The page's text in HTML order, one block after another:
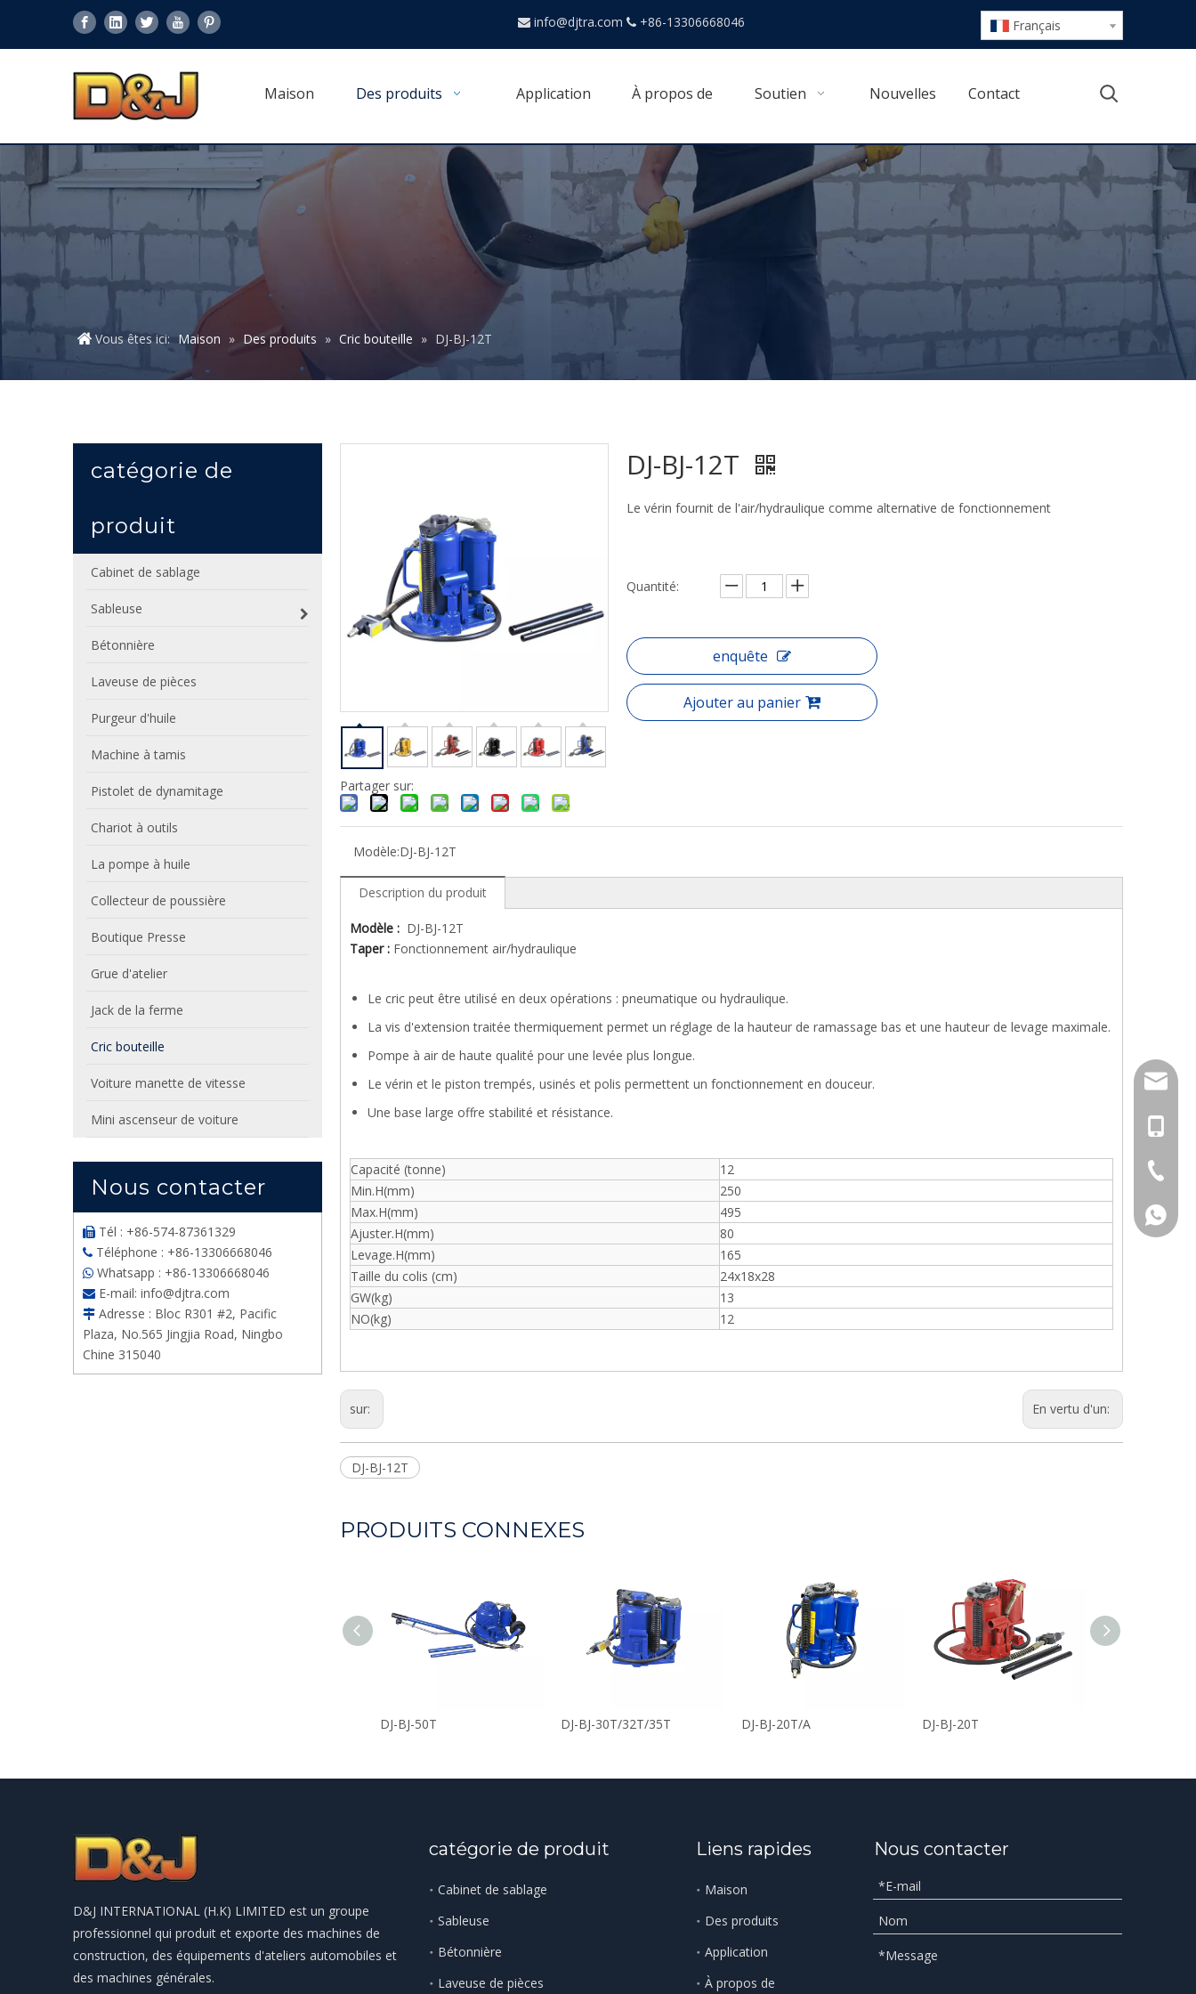
 info@djtra.com  +86-13306668046 Français
Maison Des produits Application À propos de Soutien Nouvelles Contact
Vous êtes ici: Maison » Des produits » Cric bouteille » DJ-BJ-12T
catégorie de
produit
Cabinet de sablage
Sableuse
Bétonnière
Laveuse de pièces
Purgeur d'huile
Machine à tamis
Pistolet de dynamitage
Chariot à outils
La pompe à huile
Collecteur de poussière
Boutique Presse
Grue d'atelier
Jack de la ferme
Cric bouteille
Voiture manette de vitesse
Mini ascenseur de voiture
Nous contacter
 Tél : +86-574-87361329
 Téléphone : +86-13306668046
 Whatsapp : +86-13306668046
 E-mail: info@djtra.com
 Adresse : Bloc R301 #2, Pacific
Plaza, No.565 Jingjia Road, Ningbo
Chine 315040
Partager sur:
DJ-BJ-12T
Le vérin fournit de l'air/hydraulique comme alternative de fonctionnement
Quantité:
enquête
Ajouter au panier
Modèle:DJ-BJ-12T
Description du produit
Modèle : DJ-BJ-12T
Taper : Fonctionnement air/hydraulique
Le cric peut être utilisé en deux opérations : pneumatique ou hydraulique.
La vis d'extension traitée thermiquement permet un réglage de la hauteur de ramassage bas et une hauteur de levage maximale.
Pompe à air de haute qualité pour une levée plus longue.
Le vérin et le piston trempés, usinés et polis permettent un fonctionnement en douceur.
Une base large offre stabilité et résistance.
Capacité (tonne)
12
Min.H(mm)
250
Max.H(mm)
495
Ajuster.H(mm)
80
Levage.H(mm)
165
Taille du colis (cm)
24x18x28
GW(kg)
13
NO(kg)
12
sur: En vertu d'un:
DJ-BJ-12T
PRODUITS CONNEXES
DJ-BJ-50T DJ-BJ-30T/32T/35T DJ-BJ-20T/A DJ-BJ-20T
D&J INTERNATIONAL (H.K) LIMITED est un groupe
professionnel qui produit et exporte des machines de
construction, des équipements d'ateliers automobiles et
des machines générales.
catégorie de produit
Cabinet de sablage
Sableuse
Bétonnière
Laveuse de pièces
Liens rapides
Maison
Des produits
Application
À propos de
+86-
+86-
Nous contacter